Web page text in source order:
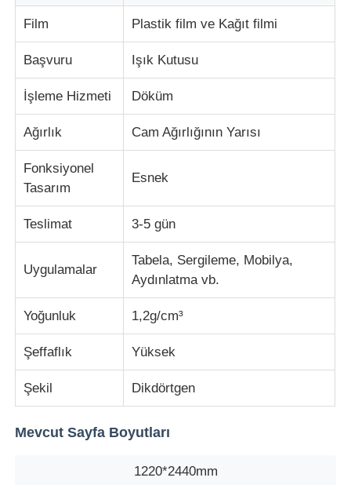
Film Plastik film ve Kağıt filmi
Başvuru Işık Kutusu
İşleme Hizmeti Döküm
Ağırlık Cam Ağırlığının Yarısı
Fonksiyonel
Tasarım
Esnek
Teslimat 3-5 gün
Uygulamalar
Tabela, Sergileme, Mobilya,
Aydınlatma vb.
Yoğunluk 1,2g/cm³
Şeffaflık Yüksek
Şekil Dikdörtgen
Mevcut Sayfa Boyutları
1220*2440mm